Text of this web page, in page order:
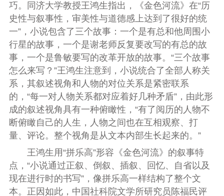
巧。同济大学教授王鸿生指出，《金色河流》在“历
史性与叙事性，审美性与道德感上达到了很好的统
一”，小说包含了三个故事：一个是有总和他周围小
行星的故事，一个是谢老师反复要改写的有总的故
事，一个是鲁敏要写的改革开放的故事。“三个故事
怎么来写？”王鸿生注意到，小说统合了全部人称关
系，其叙述视角和人物的对位关系是紧密联系
的，“每一对人物关系都对应着好几种矛盾”，由此形
成的叙述视角具有一种俯瞰性，“有了阅历的人物不
断俯瞰自己的人生，人物之间也在互相观察、打
量、评论。整个视角是从文本内部生长起来的。”
王鸿生用“拼乐高”形容《金色河流》的叙事特
点，“小说通过正叙、倒叙、插叙、回忆、自省以及
现在进行时的书写”，像拼乐高一样结构了整个文
本。正因如此，中国社科院文学所研究员陈福民评